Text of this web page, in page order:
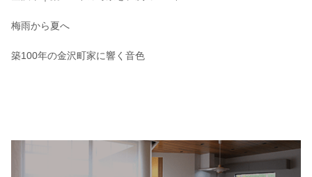
梅雨から夏へ
築100年の金沢町家に響く音色